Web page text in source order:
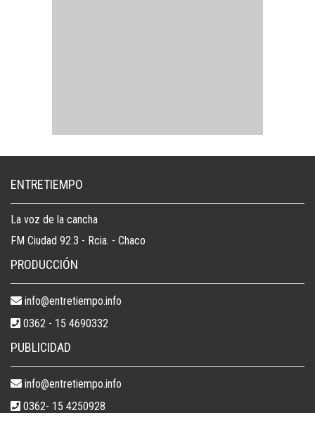
ENTRETIEMPO
La voz de la cancha
FM Ciudad 92.3 - Rcia. - Chaco
PRODUCCIÓN
info@entretiempo.info
0362 - 15 4690332
PUBLICIDAD
info@entretiempo.info
0362- 15 4250928